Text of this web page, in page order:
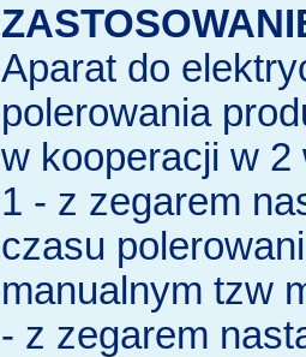
Aparat do
polerowania
w kooperacji w 2
1 - z zegarem
czasu
manualnym tzw
- z zegarem